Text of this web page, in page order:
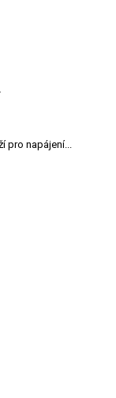
pro napájení...